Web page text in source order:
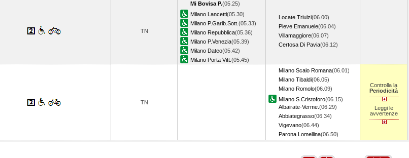
TN
Mi Bovisa P.(05.25)
Milano Lancetti(05.30)
Milano P.Garib.Sott. (05.33)
Milano Repubblica(05.36)
Milano P.Venezia(05.39)
Milano Dateo(05.42)
Milano Porta Vitt. (05.45)
Locate Triulzi(06.00)
Pieve Emanuele(06.04)
Villamaggiore(06.07)
Certosa Di Pavia(06.12)
TN
Milano Scalo Romana(06.01)
Milano Tibaldi(06.05)
Milano Romolo(06.09)
Milano S.Cristoforo(06.15)
Albairate-Verme. (06.29)
Abbiategrasso(06.34)
Vigevano(06.44)
Parona Lomellina(06.50)
Controlla la
Periodicità
Leggi le
avvertenze